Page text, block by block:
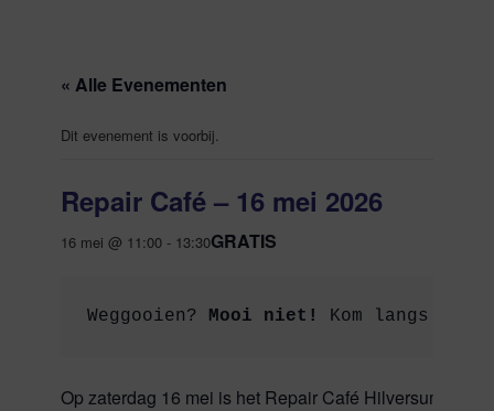
« Alle Evenementen
Dit evenement is voorbij.
Repair Café – 16 mei 2026
16 mei @ 11:00 - 13:30GRATIS
Weggooien? Mooi niet! Kom langs bij
Op zaterdag 16 mei is het Repair Café Hilversum